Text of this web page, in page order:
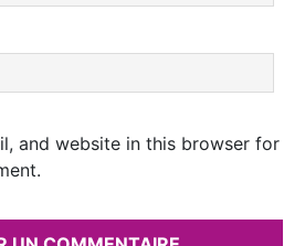
and website in this browser for